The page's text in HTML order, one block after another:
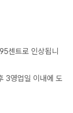
센트로 인상됩니
3영업일 이내에 도